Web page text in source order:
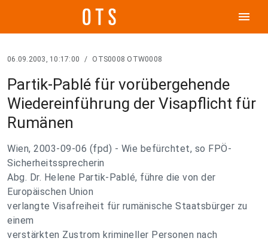
menu
06.09.2003, 10:17:00 / OTS0008 OTW0008
Partik-Pablé für vorübergehende
Wiedereinführung der Visapflicht für
Rumänen
Wien, 2003-09-06 (fpd) - Wie befürchtet, so FPÖ-
Sicherheitssprecherin
Abg. Dr. Helene Partik-Pablé, führe die von der
Europäischen Union
verlangte Visafreiheit für rumänische Staatsbürger zu
einem
verstärkten Zustrom krimineller Personen nach